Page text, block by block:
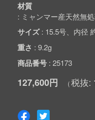
材質
ミャンマー産天然無
サイズ 15.5号、内径
重さ 9.2g
商品番号 25173
127,600円